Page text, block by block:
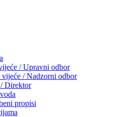
/ Upravni odbor
vijeće / Nadzorni odbor
Direktor
propisi